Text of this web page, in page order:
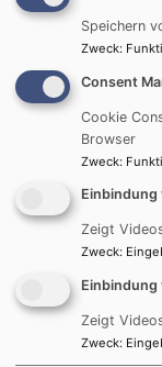
Di, 1.9. 10-11
Georgii, Anita
Eichenau
Evang.
Speichern
Zweck:
Consent
Cookie
Browser
Zweck:
Zeigt
Zweck:
Einbindung
Zeigt
Zweck: